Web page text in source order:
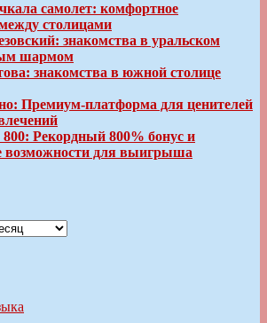
самолет: комфортное
столицами
знакомства в уральском
шармом
знакомства в южной столице
Премиум-платформа для ценителей
Рекордный 800% бонус и
возможности для выигрыша